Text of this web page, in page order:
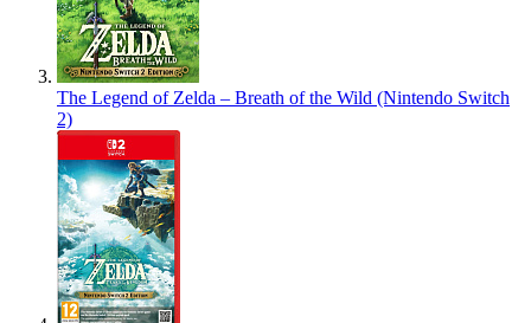
The Legend of Zelda – Breath of the Wild (Nintendo Switch
2)